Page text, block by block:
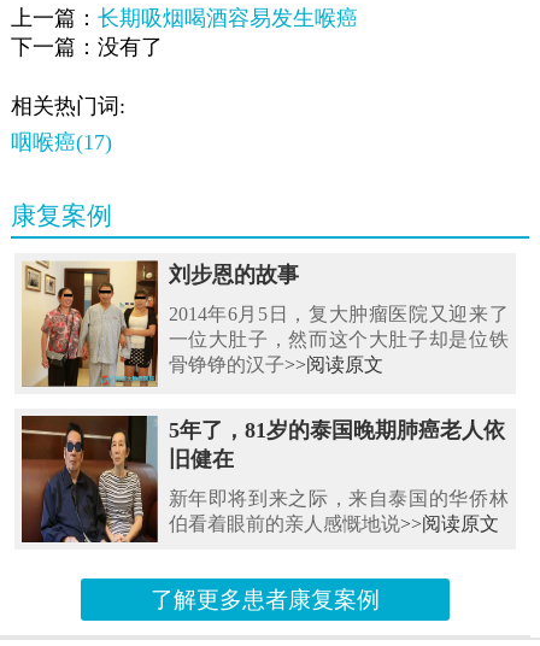
上一篇： 长期吸烟喝酒容易发生喉癌
下一篇：没有了
相关热门词:
咽喉癌(17)
康复案例
刘步恩的故事
2014年6月5日，复大肿瘤医院又迎来了
一位大肚子，然而这个大肚子却是位铁
骨铮铮的汉子>>阅读原文
5年了，81岁的泰国晚期肺癌老人依
旧健在
新年即将到来之际，来自泰国的华侨林
伯看着眼前的亲人感慨地说>>阅读原文
了解更多患者康复案例